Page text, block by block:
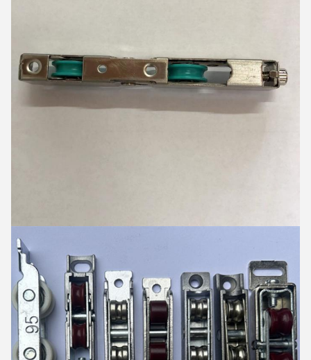
Оставьте сообщение
Мы скоро тебе перезвоним!